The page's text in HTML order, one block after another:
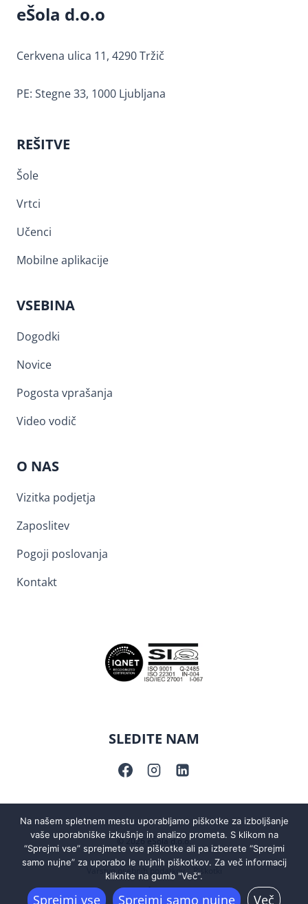
eŠola d.o.o
Cerkvena ulica 11, 4290 Tržič
PE: Stegne 33, 1000 Ljubljana
REŠITVE
Šole
Vrtci
Učenci
Mobilne aplikacije
VSEBINA
Dogodki
Novice
Pogosta vprašanja
Video vodič
O NAS
Vizitka podjetja
Zaposlitev
Pogoji poslovanja
Kontakt
SLEDITE NAM
© 2026 eŠola d.o.o.
Varstvo osebnih podatkov Piškotki
Na našem spletnem mestu uporabljamo piškotke za izboljšanje
vaše uporabniške izkušnje in analizo prometa. S klikom na
“Sprejmi vse” sprejmete vse piškotke ali pa izberete “Sprejmi
samo nujne” za uporabo le nujnih piškotkov. Za več informacij
kliknite na gumb "Več".
Sprejmi vse Sprejmi samo nujne Več